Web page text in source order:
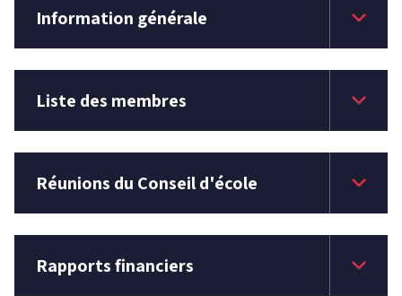
Information générale keyboard_arrow_down
Liste des membres keyboard_arrow_down
Réunions du Conseil d'école keyboard_arrow_down
Rapports financiers keyboard_arrow_down